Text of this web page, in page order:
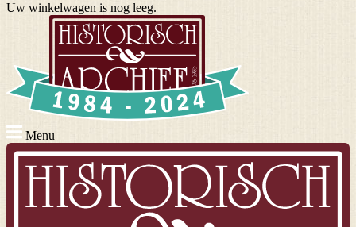
Uw winkelwagen is nog leeg.
Menu